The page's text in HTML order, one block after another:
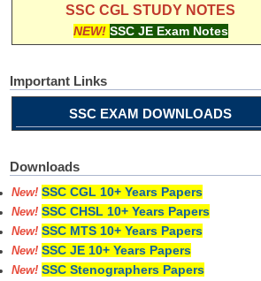
SSC CGL STUDY NOTES
NEW! SSC JE Exam Notes
Important Links
SSC EXAM DOWNLOADS
Downloads
New! SSC CGL 10+ Years Papers
New! SSC CHSL 10+ Years Papers
New! SSC MTS 10+ Years Papers
New! SSC JE 10+ Years Papers
New! SSC Stenographers Papers